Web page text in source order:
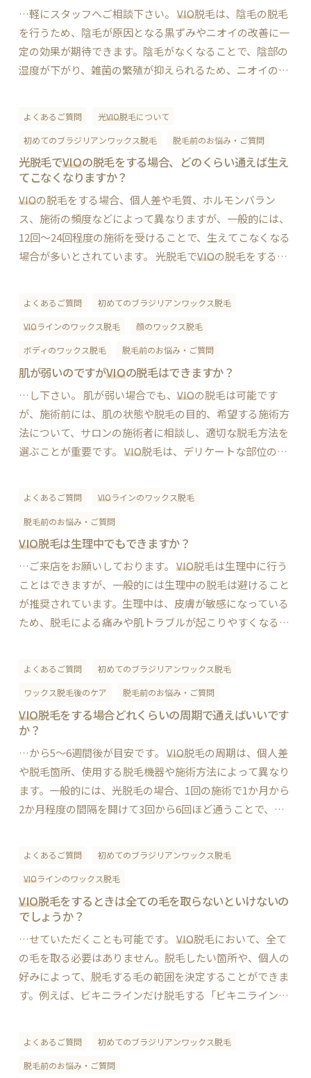
…軽にスタッフへご相談下さい。 VIO脱毛は、陰毛の脱毛
を行うため、陰毛が原因となる黒ずみやニオイの改善に一
定の効果が期待できます。陰毛がなくなることで、陰部の
湿度が下がり、雑菌の繁殖が抑えられるため、ニオイの改
よくあるご質問 光VIO脱毛について
初めてのブラジリアンワックス脱毛 脱毛前のお悩み・ご質問
光脱毛でVIOの脱毛をする場合、どのくらい通えば生え
てこなくなりますか？
VIOの脱毛をする場合、個人差や毛質、ホルモンバラン
ス、施術の頻度などによって異なりますが、一般的には、
12回～24回程度の施術を受けることで、生えてこなくなる
場合が多いとされています。 光脱毛でVIOの脱毛をする場
よくあるご質問 初めてのブラジリアンワックス脱毛
VIOラインのワックス脱毛 顔のワックス脱毛
ボディのワックス脱毛 脱毛前のお悩み・ご質問
肌が弱いのですがVIOの脱毛はできますか？
…し下さい。 肌が弱い場合でも、 VIOの脱毛は可能です
が、施術前には、肌の状態や脱毛の目的、希望する施術方
法について、サロンの施術者に相談し、適切な脱毛方法を
選ぶことが重要です。 VIO脱毛は、デリケートな部位の脱
よくあるご質問 VIOラインのワックス脱毛
脱毛前のお悩み・ご質問
VIO脱毛は生理中でもできますか？
…ご来店をお願いしております。 VIO脱毛は生理中に行う
ことはできますが、一般的には生理中の脱毛は避けること
が推奨されています。生理中は、皮膚が敏感になっている
ため、脱毛による痛みや肌トラブルが起こりやすくなる可
よくあるご質問 初めてのブラジリアンワックス脱毛
ワックス脱毛後のケア 脱毛前のお悩み・ご質問
VIO脱毛をする場合どれくらいの周期で通えばいいです
か？
…から5～6週間後が目安です。 VIO脱毛の周期は、個人差
や脱毛箇所、使用する脱毛機器や施術方法によって異なり
ます。一般的には、光脱毛の場合、1回の施術で1か月から
2か月程度の間隔を開けて3回から6回ほど通うことで、十
よくあるご質問 初めてのブラジリアンワックス脱毛
VIOラインのワックス脱毛
VIO脱毛をするときは全ての毛を取らないといけないの
でしょうか？
…せていただくことも可能です。 VIO脱毛において、全て
の毛を取る必要はありません。脱毛したい箇所や、個人の
好みによって、脱毛する毛の範囲を決定することができま
す。例えば、ビキニラインだけ脱毛する「ビキニライン脱
よくあるご質問 初めてのブラジリアンワックス脱毛
脱毛前のお悩み・ご質問